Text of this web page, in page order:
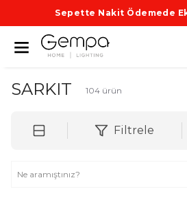
Sepette Nakit Ödemede Ek
SARKIT 104 ürün
Filtrele